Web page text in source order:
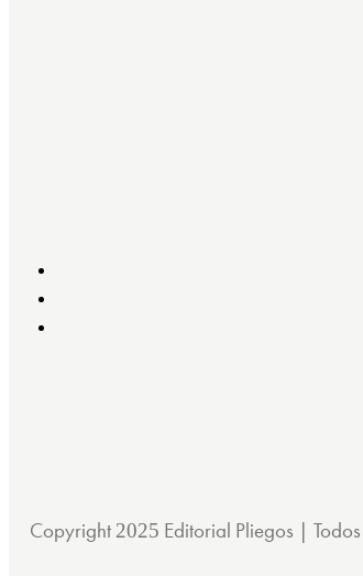
Copyright 2025 Editorial Pliegos |